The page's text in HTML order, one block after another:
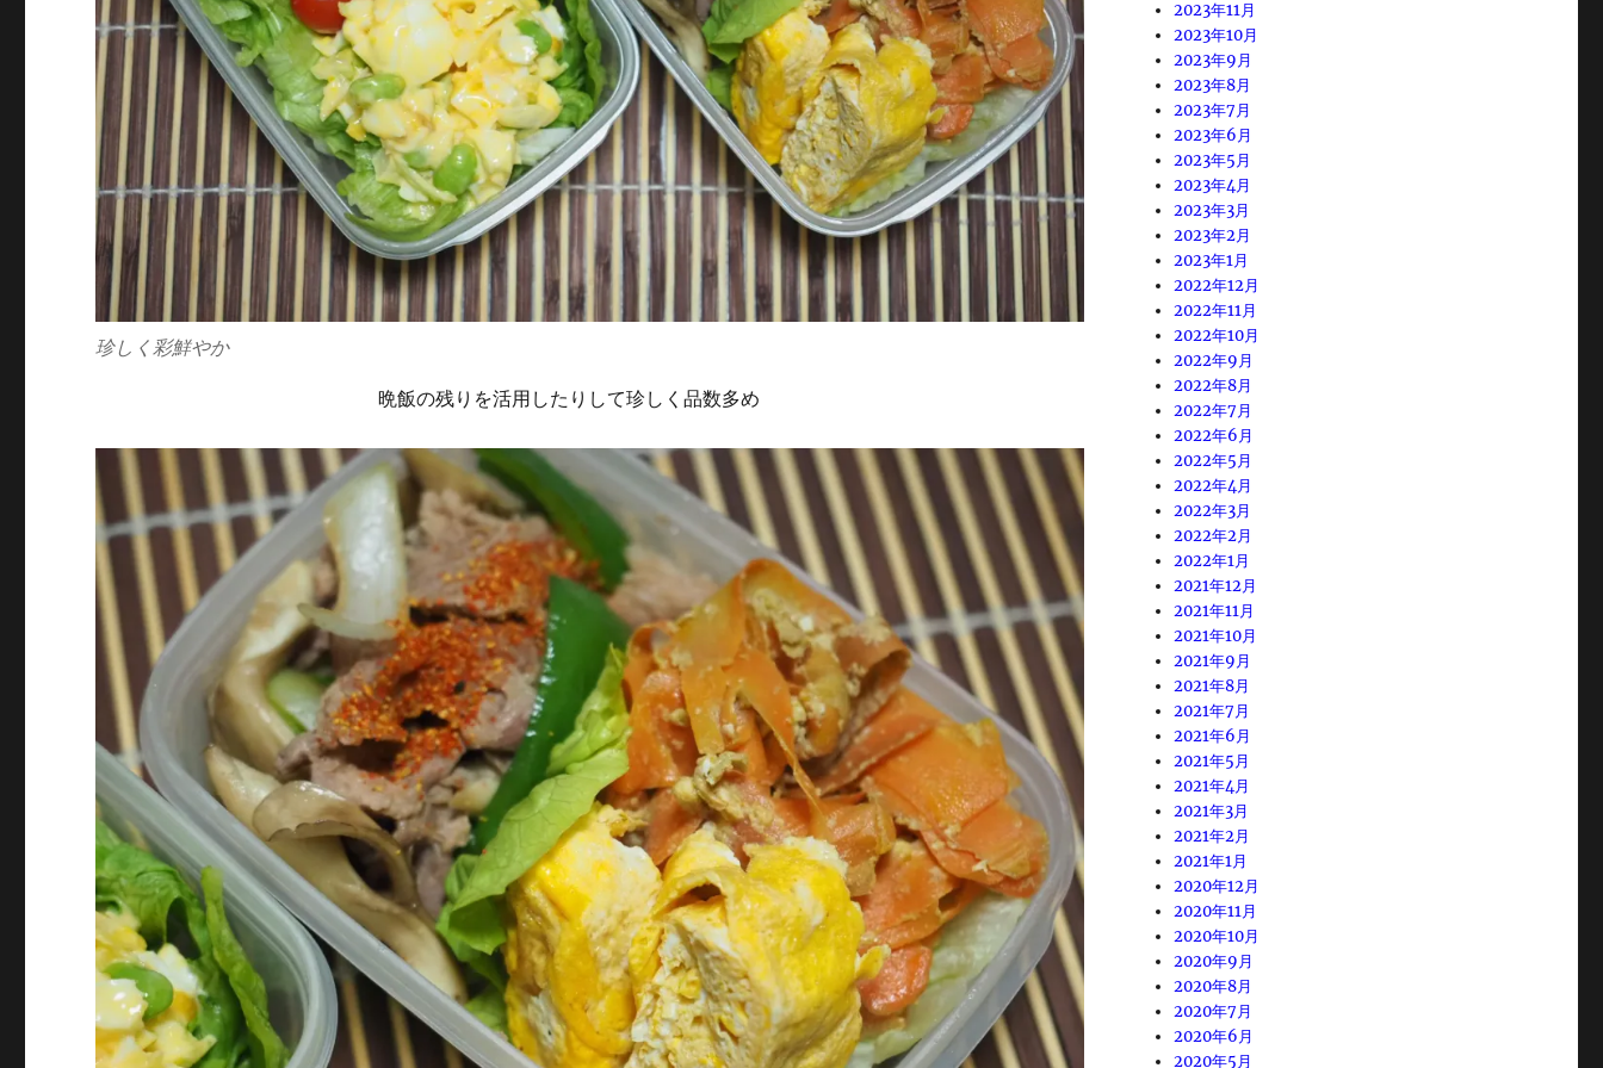
珍しく彩鮮やか
晩飯の残りを活用したりして珍しく品数多め
2023年11月
2023年10月
2023年9月
2023年8月
2023年7月
2023年6月
2023年5月
2023年4月
2023年3月
2023年2月
2023年1月
2022年12月
2022年11月
2022年10月
2022年9月
2022年8月
2022年7月
2022年6月
2022年5月
2022年4月
2022年3月
2022年2月
2022年1月
2021年12月
2021年11月
2021年10月
2021年9月
2021年8月
2021年7月
2021年6月
2021年5月
2021年4月
2021年3月
2021年2月
2021年1月
2020年12月
2020年11月
2020年10月
2020年9月
2020年8月
2020年7月
2020年6月
2020年5月